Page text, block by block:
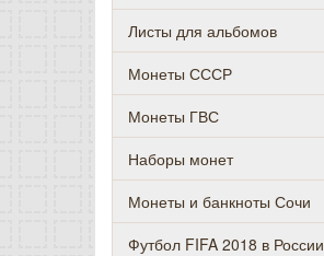
Листы для альбомов
Монеты СССР
Монеты ГВС
Наборы монет
Монеты и банкноты Сочи
Футбол FIFA 2018 в России